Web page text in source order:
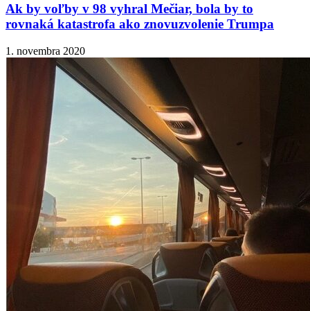
Ak by voľby v 98 vyhral Mečiar, bola by to
rovnaká katastrofa ako znovuzvolenie Trumpa
1. novembra 2020